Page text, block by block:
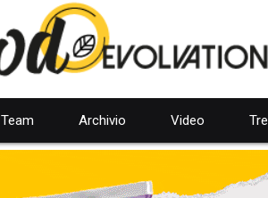
Team Archivio Video